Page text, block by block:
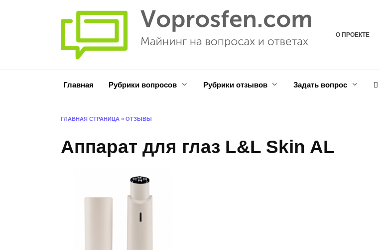
О ПРОЕКТЕ
Главная Рубрики вопросов Рубрики отзывов Задать вопрос
ГЛАВНАЯ СТРАНИЦА » ОТЗЫВЫ
Аппарат для глаз L&L Skin AL